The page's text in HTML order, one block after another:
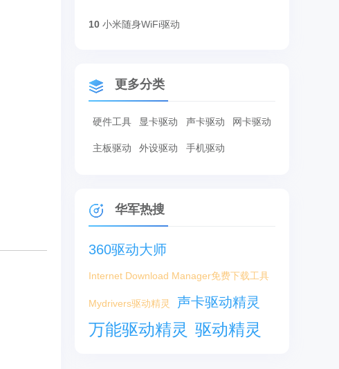
10 小米随身WiFi驱动
更多分类
硬件工具 显卡驱动 声卡驱动 网卡驱动
主板驱动 外设驱动 手机驱动
华军热搜
360驱动大师
Internet Download Manager免费下载工具
Mydrivers驱动精灵 声卡驱动精灵
万能驱动精灵 驱动精灵